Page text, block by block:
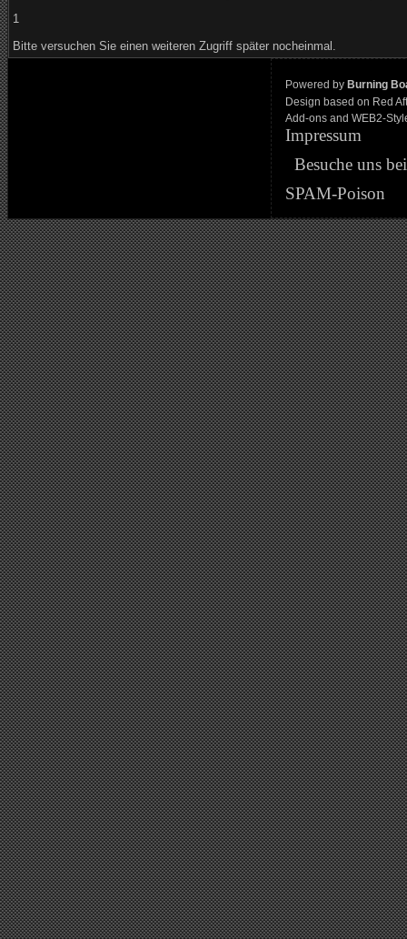
1
Bitte versuchen Sie einen weiteren Zugriff später nocheinmal.
Powered by Burning
Design based on Red
Add-ons and WEB2-
Impressum
Besuche uns
SPAM-Poison